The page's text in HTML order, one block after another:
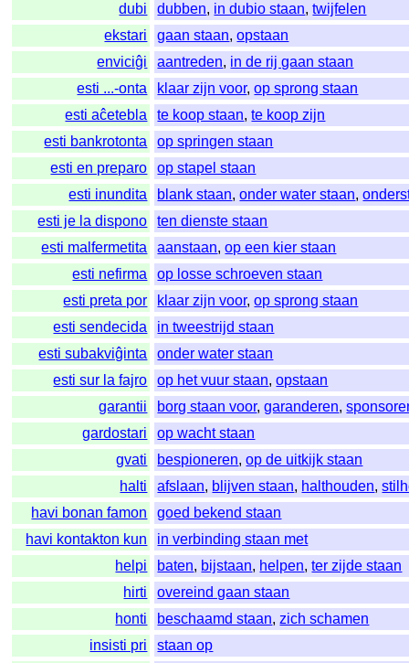
dubi
dubben, in dubio staan,twijfelen
ekstari
gaan staan,opstaan
enviciĝi
aantreden, in de rij gaan staan
esti ...-onta
klaar zijn voor,op sprong staan
esti aĉetebla
te koop staan,te koop zijn
esti bankrotonta
op springen staan
esti en preparo
op stapel staan
esti inundita
blank staan,onder water staan,
esti je la dispono
ten dienste staan
esti malfermetita
aanstaan,op een kier staan
esti nefirma
op losse schroeven staan
esti preta por
klaar zijn voor,op sprong staan
esti sendecida
in tweestrijd staan
esti subakviĝinta
onder water staan
esti sur la fajro
op het vuur staan,opstaan
garantii
borg staan voor,garanderen,
gardostari
op wacht staan
gvati
bespioneren,op de uitkijk staan
halti
afslaan, blijven staan, halthouden,
havi bonan famon
goed bekend staan
havi kontakton kun
in verbinding staan met
helpi
baten, bijstaan, helpen,ter zijde staan
hirti
overeind gaan staan
honti
beschaamd staan,zich schamen
insisti pri
staan op